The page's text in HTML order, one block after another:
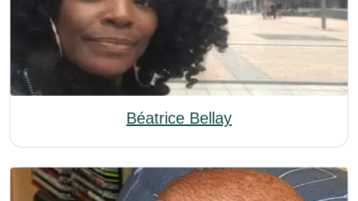
Béatrice Bellay